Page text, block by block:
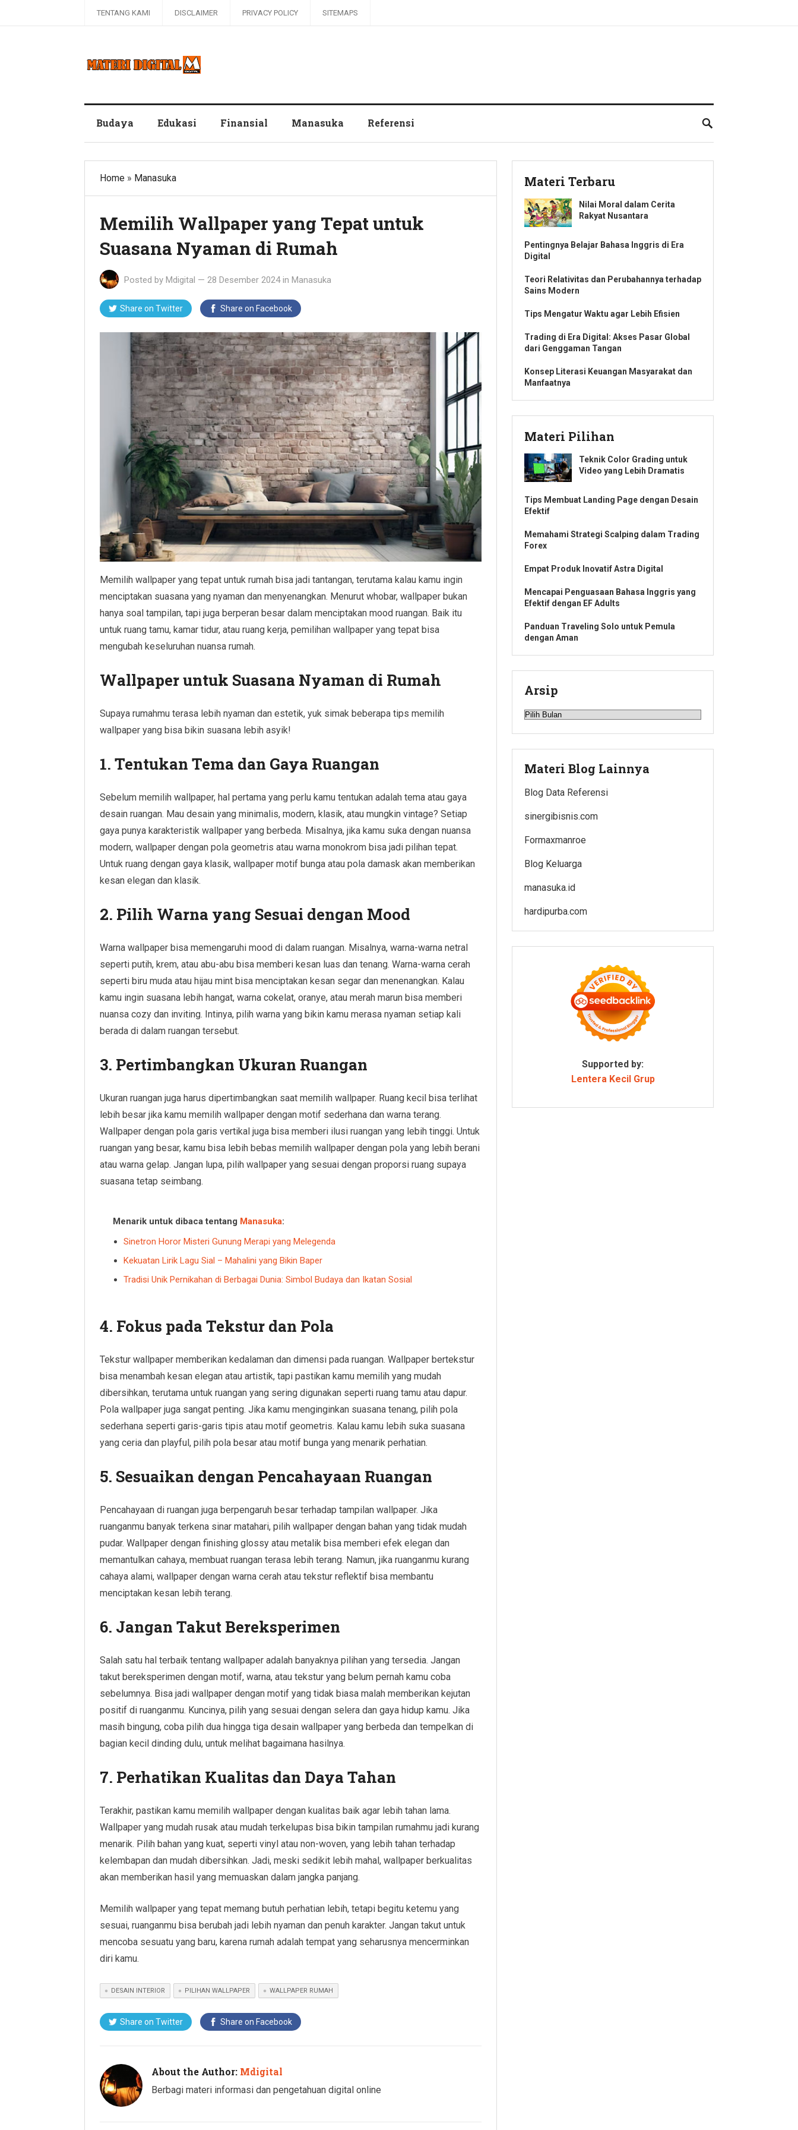
TENTANG KAMI DISCLAIMER PRIVACY POLICY SITEMAPS
Budaya Edukasi Finansial Manasuka Referensi
Home » Manasuka
Memilih Wallpaper yang Tepat untuk
Suasana Nyaman di Rumah
Posted by Mdigital — 28 Desember 2024 in Manasuka
Share on Twitter Share on Facebook
Memilih wallpaper yang tepat untuk rumah bisa jadi tantangan, terutama kalau kamu ingin
menciptakan suasana yang nyaman dan menyenangkan. Menurut whobar, wallpaper bukan
hanya soal tampilan, tapi juga berperan besar dalam menciptakan mood ruangan. Baik itu
untuk ruang tamu, kamar tidur, atau ruang kerja, pemilihan wallpaper yang tepat bisa
mengubah keseluruhan nuansa rumah.
Wallpaper untuk Suasana Nyaman di Rumah
Supaya rumahmu terasa lebih nyaman dan estetik, yuk simak beberapa tips memilih
wallpaper yang bisa bikin suasana lebih asyik!
1. Tentukan Tema dan Gaya Ruangan
Sebelum memilih wallpaper, hal pertama yang perlu kamu tentukan adalah tema atau gaya
desain ruangan. Mau desain yang minimalis, modern, klasik, atau mungkin vintage? Setiap
gaya punya karakteristik wallpaper yang berbeda. Misalnya, jika kamu suka dengan nuansa
modern, wallpaper dengan pola geometris atau warna monokrom bisa jadi pilihan tepat.
Untuk ruang dengan gaya klasik, wallpaper motif bunga atau pola damask akan memberikan
kesan elegan dan klasik.
2. Pilih Warna yang Sesuai dengan Mood
Warna wallpaper bisa memengaruhi mood di dalam ruangan. Misalnya, warna-warna netral
seperti putih, krem, atau abu-abu bisa memberi kesan luas dan tenang. Warna-warna cerah
seperti biru muda atau hijau mint bisa menciptakan kesan segar dan menenangkan. Kalau
kamu ingin suasana lebih hangat, warna cokelat, oranye, atau merah marun bisa memberi
nuansa cozy dan inviting. Intinya, pilih warna yang bikin kamu merasa nyaman setiap kali
berada di dalam ruangan tersebut.
3. Pertimbangkan Ukuran Ruangan
Ukuran ruangan juga harus dipertimbangkan saat memilih wallpaper. Ruang kecil bisa terlihat
lebih besar jika kamu memilih wallpaper dengan motif sederhana dan warna terang.
Wallpaper dengan pola garis vertikal juga bisa memberi ilusi ruangan yang lebih tinggi. Untuk
ruangan yang besar, kamu bisa lebih bebas memilih wallpaper dengan pola yang lebih berani
atau warna gelap. Jangan lupa, pilih wallpaper yang sesuai dengan proporsi ruang supaya
suasana tetap seimbang.
Menarik untuk dibaca tentang Manasuka:
Sinetron Horor Misteri Gunung Merapi yang Melegenda
Kekuatan Lirik Lagu Sial – Mahalini yang Bikin Baper
Tradisi Unik Pernikahan di Berbagai Dunia: Simbol Budaya dan Ikatan Sosial
4. Fokus pada Tekstur dan Pola
Tekstur wallpaper memberikan kedalaman dan dimensi pada ruangan. Wallpaper bertekstur
bisa menambah kesan elegan atau artistik, tapi pastikan kamu memilih yang mudah
dibersihkan, terutama untuk ruangan yang sering digunakan seperti ruang tamu atau dapur.
Pola wallpaper juga sangat penting. Jika kamu menginginkan suasana tenang, pilih pola
sederhana seperti garis-garis tipis atau motif geometris. Kalau kamu lebih suka suasana
yang ceria dan playful, pilih pola besar atau motif bunga yang menarik perhatian.
5. Sesuaikan dengan Pencahayaan Ruangan
Pencahayaan di ruangan juga berpengaruh besar terhadap tampilan wallpaper. Jika
ruanganmu banyak terkena sinar matahari, pilih wallpaper dengan bahan yang tidak mudah
pudar. Wallpaper dengan finishing glossy atau metalik bisa memberi efek elegan dan
memantulkan cahaya, membuat ruangan terasa lebih terang. Namun, jika ruanganmu kurang
cahaya alami, wallpaper dengan warna cerah atau tekstur reflektif bisa membantu
menciptakan kesan lebih terang.
6. Jangan Takut Bereksperimen
Salah satu hal terbaik tentang wallpaper adalah banyaknya pilihan yang tersedia. Jangan
takut bereksperimen dengan motif, warna, atau tekstur yang belum pernah kamu coba
sebelumnya. Bisa jadi wallpaper dengan motif yang tidak biasa malah memberikan kejutan
positif di ruanganmu. Kuncinya, pilih yang sesuai dengan selera dan gaya hidup kamu. Jika
masih bingung, coba pilih dua hingga tiga desain wallpaper yang berbeda dan tempelkan di
bagian kecil dinding dulu, untuk melihat bagaimana hasilnya.
7. Perhatikan Kualitas dan Daya Tahan
Terakhir, pastikan kamu memilih wallpaper dengan kualitas baik agar lebih tahan lama.
Wallpaper yang mudah rusak atau mudah terkelupas bisa bikin tampilan rumahmu jadi kurang
menarik. Pilih bahan yang kuat, seperti vinyl atau non-woven, yang lebih tahan terhadap
kelembapan dan mudah dibersihkan. Jadi, meski sedikit lebih mahal, wallpaper berkualitas
akan memberikan hasil yang memuaskan dalam jangka panjang.
Memilih wallpaper yang tepat memang butuh perhatian lebih, tetapi begitu ketemu yang
sesuai, ruanganmu bisa berubah jadi lebih nyaman dan penuh karakter. Jangan takut untuk
mencoba sesuatu yang baru, karena rumah adalah tempat yang seharusnya mencerminkan
diri kamu.
DESAIN INTERIOR PILIHAN WALLPAPER WALLPAPER RUMAH
Share on Twitter Share on Facebook
About the Author: Mdigital
Berbagi materi informasi dan pengetahuan digital online
Materi Terbaru
Nilai Moral dalam Cerita
Rakyat Nusantara
Pentingnya Belajar Bahasa Inggris di Era
Digital
Teori Relativitas dan Perubahannya terhadap
Sains Modern
Tips Mengatur Waktu agar Lebih Efisien
Trading di Era Digital: Akses Pasar Global
dari Genggaman Tangan
Konsep Literasi Keuangan Masyarakat dan
Manfaatnya
Materi Pilihan
Teknik Color Grading untuk
Video yang Lebih Dramatis
Tips Membuat Landing Page dengan Desain
Efektif
Memahami Strategi Scalping dalam Trading
Forex
Empat Produk Inovatif Astra Digital
Mencapai Penguasaan Bahasa Inggris yang
Efektif dengan EF Adults
Panduan Traveling Solo untuk Pemula
dengan Aman
Arsip
Arsip
Materi Blog Lainnya
Blog Data Referensi
sinergibisnis.com
Formaxmanroe
Blog Keluarga
manasuka.id
hardipurba.com
Supported by:
Lentera Kecil Grup